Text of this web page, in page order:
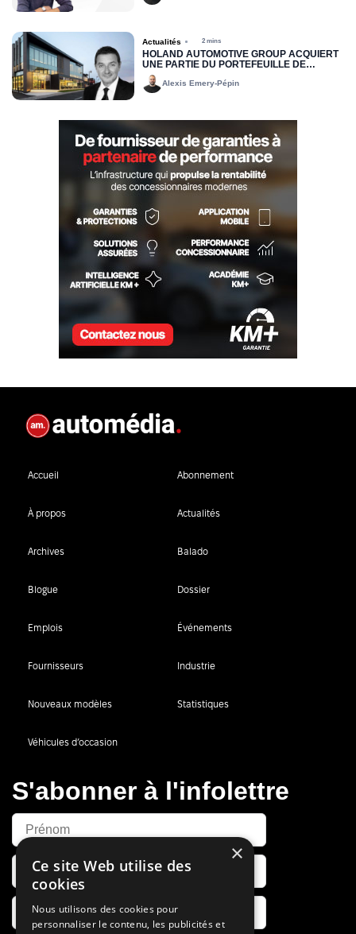
Actualités 2 mins
HOLAND AUTOMOTIVE GROUP ACQUIERT
UNE PARTIE DU PORTEFEUILLE DE
LOCATION JOHN SCOTTI
Alexis Emery-Pépin
Accueil Abonnement
À propos Actualités
Archives Balado
Blogue Dossier
Emplois Événements
Fournisseurs Industrie
Nouveaux modèles Statistiques
Véhicules d’occasion
S'abonner à l'infolettre
×
Ce site Web utilise des
cookies
Nous utilisons des cookies pour
personnaliser le contenu, les publicités et